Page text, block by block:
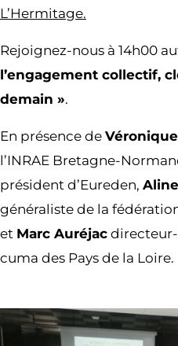
L’Hermitage.
Rejoignez-nous à 14h00
l’engagement collectif,
demain ».
En présence de
l’INRAE Bretagne-
président d’Eureden,
généraliste de la
et Marc Auréjac
cuma des Pays de la Loire.